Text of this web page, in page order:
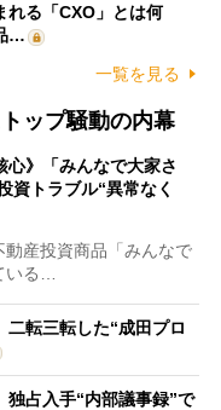
れる「CXO」とは何
…
一覧を見る
ップ騒動の内幕
心》「みんなで大家さ
資トラブル“異常なく
産投資商品「みんなで
いる…
二転三転した“成田プロ
独占入手“内部議事録”で